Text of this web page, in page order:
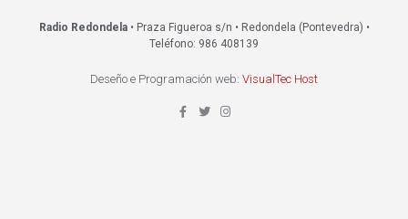
Radio Redondela• Praza Figueroa s/n • Redondela (Pontevedra) •
Teléfono: 986 408139
Deseño e Programación web: VisualTec Host